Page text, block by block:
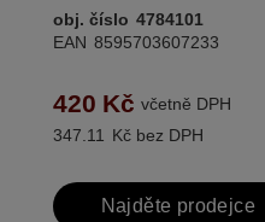
obj. číslo 4784101
EAN 8595703607233
420 Kč včetně DPH
347.11
Kč bez DPH
Najděte prodejce